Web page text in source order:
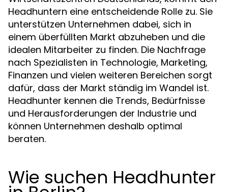
Headhuntern eine entscheidende Rolle zu. Sie
unterstützen Unternehmen dabei, sich in
einem überfüllten Markt abzuheben und die
idealen Mitarbeiter zu finden. Die Nachfrage
nach Spezialisten in Technologie, Marketing,
Finanzen und vielen weiteren Bereichen sorgt
dafür, dass der Markt ständig im Wandel ist.
Headhunter kennen die Trends, Bedürfnisse
und Herausforderungen der Industrie und
können Unternehmen deshalb optimal
beraten.
Wie suchen Headhunter